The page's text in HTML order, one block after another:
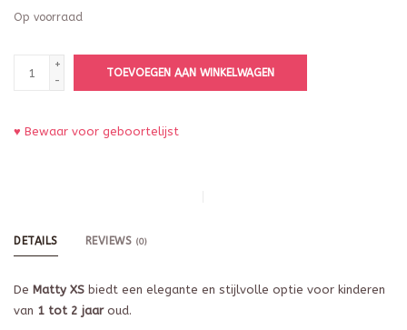
Op voorraad
+
-
TOEVOEGEN AAN WINKELWAGEN
♥ Bewaar voor geboortelijst
DETAILS REVIEWS (0)
De Matty XS biedt een elegante en stijlvolle optie voor kinderen
van 1 tot 2 jaaroud.